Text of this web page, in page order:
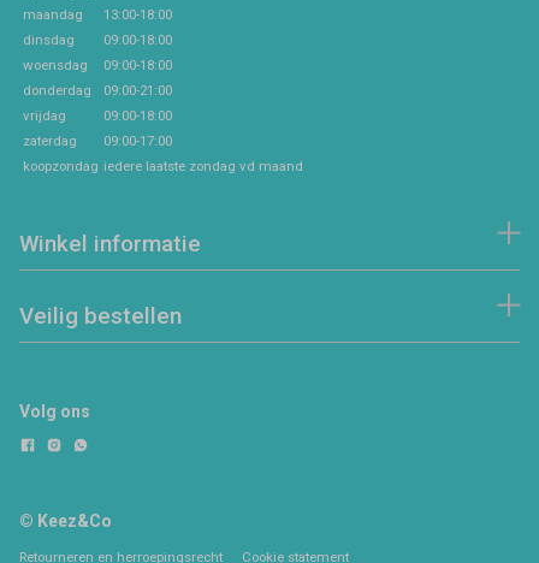
maandag
13:00-18:00
dinsdag
09:00-18:00
woensdag
09:00-18:00
donderdag
09:00-21:00
vrijdag
09:00-18:00
zaterdag
09:00-17:00
koopzondag iedere laatste zondag vd maand
Winkel informatie
Veilig bestellen
Volg ons
© Keez&Co
Retourneren en herroepingsrecht Cookie statement